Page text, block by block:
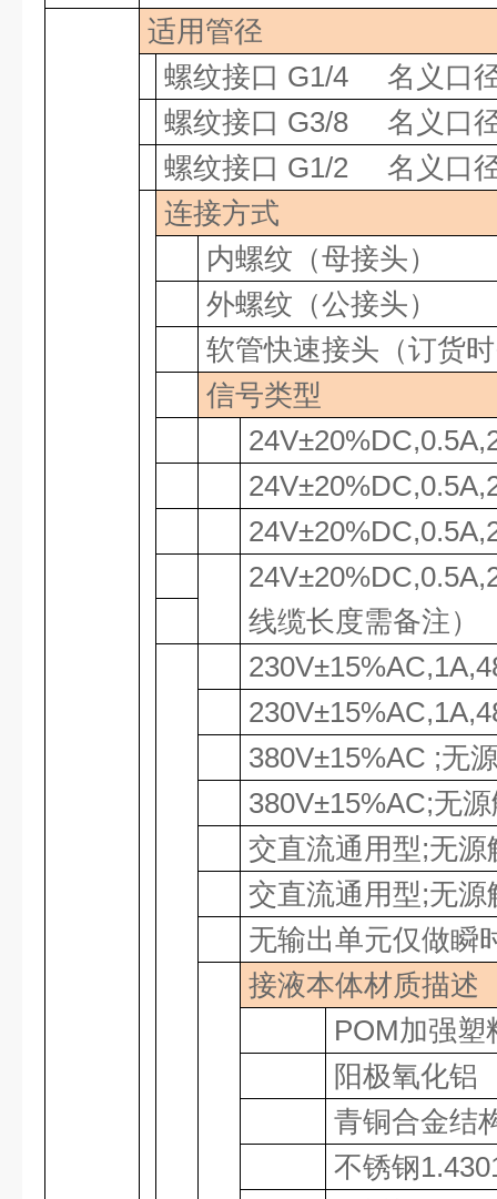
适用管径
螺纹接口 G1/4 名义口
螺纹接口 G3/8 名义口
螺纹接口 G1/2 名义口
连接方式
内螺纹（母接头）
外螺纹（公接头）
软管快速接头（订货
信号类型
线缆长度需备注）
380V±15%AC ;无
380V±15%AC;无
交直流通用型;无源
交直流通用型;无源
无输出单元仅做瞬
接液本体材质描述
POM加强
阳极氧化铝
青铜合金结
不锈钢